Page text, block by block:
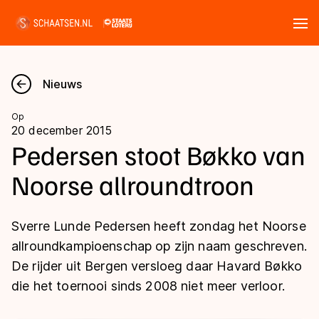
Nieuws
Kalender
Disciplines
Langebaan
Shorttrack
Inlineskaten
Uitslagen
Langebaan
Shorttrack
Tijden & historie
Nieuws
Op
20 december 2015
Pedersen stoot Bøkko van
Noorse allroundtroon
Sverre Lunde Pedersen heeft zondag het Noorse
allroundkampioenschap op zijn naam geschreven.
De rijder uit Bergen versloeg daar Havard Bøkko
die het toernooi sinds 2008 niet meer verloor.